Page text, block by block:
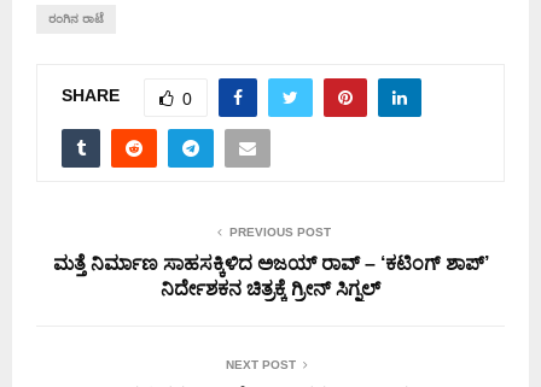
ರಂಗಿನ ರಾಟೆ
SHARE 0
PREVIOUS POST
ಮತ್ತೆ ನಿರ್ಮಾಣ ಸಾಹಸಕ್ಕಿಳಿದ ಅಜಯ್ ರಾವ್ – ‘ಕಟಿಂಗ್ ಶಾಪ್’
ನಿರ್ದೇಶಕನ ಚಿತ್ರಕ್ಕೆ ಗ್ರೀನ್ ಸಿಗ್ನಲ್
NEXT POST